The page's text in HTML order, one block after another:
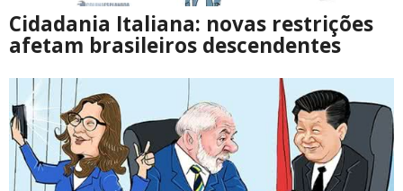
Cidadania Italiana: novas restrições
afetam brasileiros descendentes